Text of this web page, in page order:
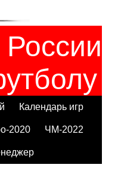
Календарь игр
2020 ЧМ-2022